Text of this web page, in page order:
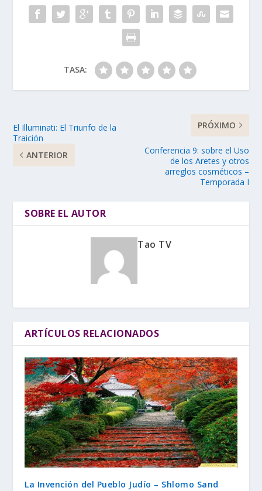
TASA:
El Illuminati: El Triunfo de la
Traición
ANTERIOR
PRÓXIMO
Conferencia 9: sobre el Uso
de los Aretes y otros
arreglos cosméticos –
Temporada I
SOBRE EL AUTOR
Tao TV
ARTÍCULOS RELACIONADOS
La Invención del Pueblo Judío – Shlomo Sand